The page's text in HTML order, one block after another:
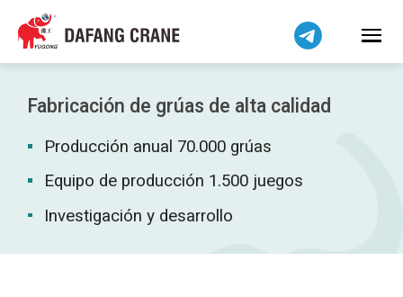
Fabricación de grúas de alta calidad
Producción anual 70.000 grúas
Equipo de producción 1.500 juegos
Investigación y desarrollo
Bahasa Indonesia
Bahasa Melayu
Tiếng Việt
简体中文
فارسی
Pilipino
اردو